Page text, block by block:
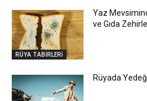
RÜYA TABİRLERİ
Yaz
ve Gıda
Rüyada